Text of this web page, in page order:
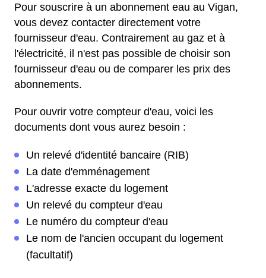
Pour souscrire à un abonnement eau au Vigan,
vous devez contacter directement votre
fournisseur d'eau. Contrairement au gaz et à
l'électricité, il n'est pas possible de choisir son
fournisseur d'eau ou de comparer les prix des
abonnements.
Pour ouvrir votre compteur d'eau, voici les
documents dont vous aurez besoin :
Un relevé d'identité bancaire (RIB)
La date d'emménagement
L'adresse exacte du logement
Un relevé du compteur d'eau
Le numéro du compteur d'eau
Le nom de l'ancien occupant du logement
(facultatif)